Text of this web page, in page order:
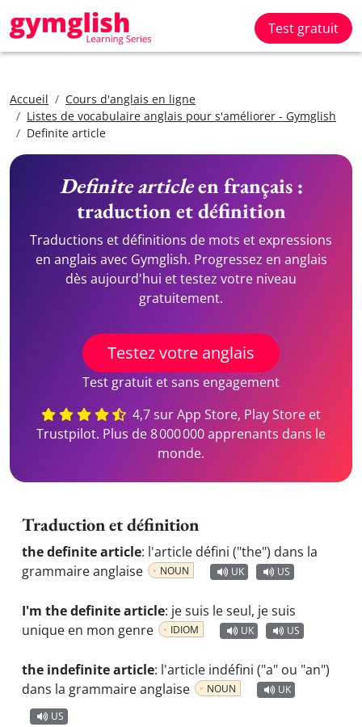
Test gratuit
Accueil
Cours d'anglais en ligne
Listes de vocabulaire anglais pour s'améliorer - Gymglish
Definite article
Definite articleen français :
traduction et définition
Traductions et définitions de mots et expressions
en anglais avec Gymglish. Progressez en anglais
dès aujourd'hui et testez votre niveau
gratuitement.
Testez votre anglais
Test gratuit et sans engagement
4,7 sur App Store, Play Store et
Trustpilot. Plus de 8 000 000 apprenants dans le
monde.
Traduction et définition
the definite article: l'article défini ("the") dans la
grammaire anglaise
NOUN UK US
I'm the definite article: je suis le seul, je suis
unique en mon genre
IDIOM UK US
the indefinite article: l'article indéfini ("a" ou "an")
dans la grammaire anglaise
NOUN
UK
US